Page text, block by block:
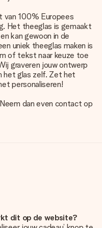
van 100% Europees
Het theeglas is gemaakt
kan gewoon in de
uniek theeglas maken is
of tekst naar keuze toe
graveren jouw ontwerp
het glas zelf. Zet het
personaliseren!
dan even contact op
dit op de website?